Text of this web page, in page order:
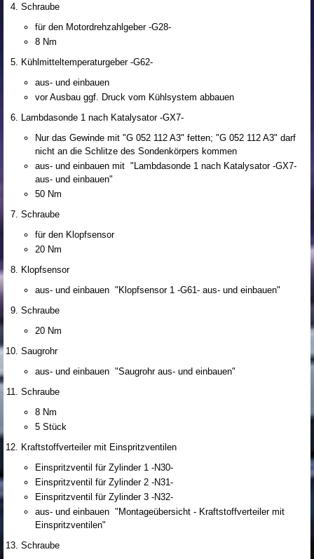
Schraube
für den Motordrehzahlgeber -G28-
8 Nm
Kühlmitteltemperaturgeber -G62-
aus- und einbauen
vor Ausbau ggf. Druck vom Kühlsystem abbauen
Lambdasonde 1 nach Katalysator -GX7-
Nur das Gewinde mit "G 052 112 A3" fetten; "G 052 112 A3" darf
nicht an die Schlitze des Sondenkörpers kommen
aus- und einbauen mit "Lambdasonde 1 nach Katalysator -GX7-
aus- und einbauen"
50 Nm
Schraube
für den Klopfsensor
20 Nm
Klopfsensor
aus- und einbauen "Klopfsensor 1 -G61- aus- und einbauen"
Schraube
20 Nm
Saugrohr
aus- und einbauen "Saugrohr aus- und einbauen"
Schraube
8 Nm
5 Stück
Kraftstoffverteiler mit Einspritzventilen
Einspritzventil für Zylinder 1 -N30-
Einspritzventil für Zylinder 2 -N31-
Einspritzventil für Zylinder 3 -N32-
aus- und einbauen "Montageübersicht - Kraftstoffverteiler mit
Einspritzventilen"
Schraube